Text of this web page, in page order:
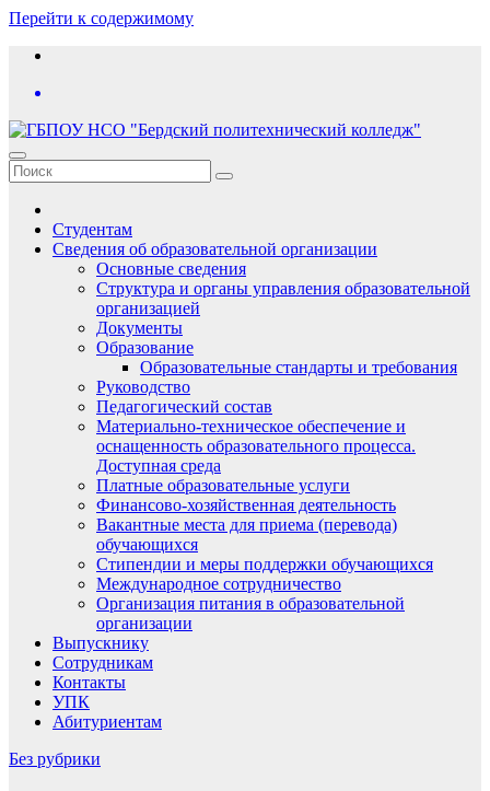
Перейти к содержимому
Студентам
Сведения об образовательной организации
Основные сведения
Структура и органы управления образовательной
организацией
Документы
Образование
Образовательные стандарты и требования
Руководство
Педагогический состав
Материально-техническое обеспечение и
оснащенность образовательного процесса.
Доступная среда
Платные образовательные услуги
Финансово-хозяйственная деятельность
Вакантные места для приема (перевода)
обучающихся
Стипендии и меры поддержки обучающихся
Международное сотрудничество
Организация питания в образовательной
организации
Выпускнику
Сотрудникам
Контакты
УПК
Абитуриентам
Без рубрики